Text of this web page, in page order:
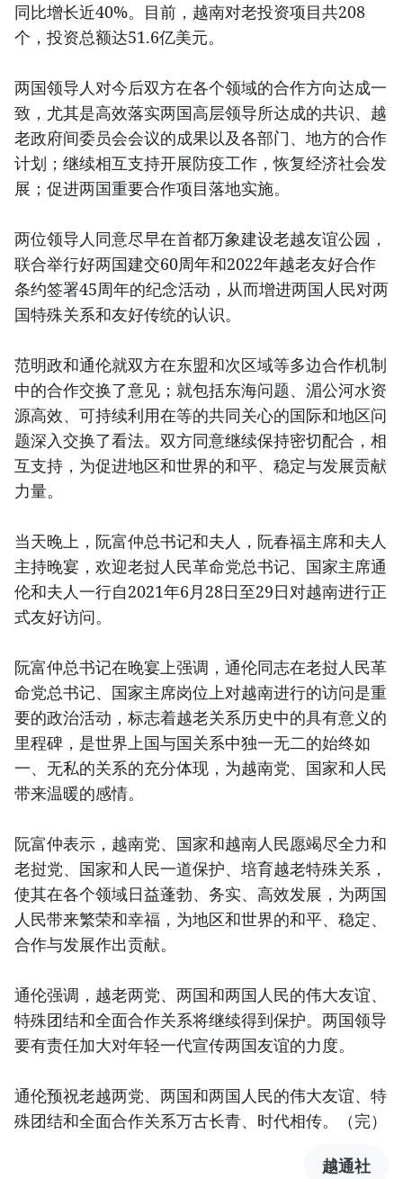
同比增长近40%。目前，越南对老投资项目共208
个，投资总额达51.6亿美元。
两国领导人对今后双方在各个领域的合作方向达成一
致，尤其是高效落实两国高层领导所达成的共识、越
老政府间委员会会议的成果以及各部门、地方的合作
计划；继续相互支持开展防疫工作，恢复经济社会发
展；促进两国重要合作项目落地实施。
两位领导人同意尽早在首都万象建设老越友谊公园，
联合举行好两国建交60周年和2022年越老友好合作
条约签署45周年的纪念活动，从而增进两国人民对两
国特殊关系和友好传统的认识。
范明政和通伦就双方在东盟和次区域等多边合作机制
中的合作交换了意见；就包括东海问题、湄公河水资
源高效、可持续利用在等的共同关心的国际和地区问
题深入交换了看法。双方同意继续保持密切配合，相
互支持，为促进地区和世界的和平、稳定与发展贡献
力量。
当天晚上，阮富仲总书记和夫人，阮春福主席和夫人
主持晚宴，欢迎老挝人民革命党总书记、国家主席通
伦和夫人一行自2021年6月28日至29日对越南进行正
式友好访问。
阮富仲总书记在晚宴上强调，通伦同志在老挝人民革
命党总书记、国家主席岗位上对越南进行的访问是重
要的政治活动，标志着越老关系历史中的具有意义的
里程碑，是世界上国与国关系中独一无二的始终如
一、无私的关系的充分体现，为越南党、国家和人民
带来温暖的感情。
阮富仲表示，越南党、国家和越南人民愿竭尽全力和
老挝党、国家和人民一道保护、培育越老特殊关系，
使其在各个领域日益蓬勃、务实、高效发展，为两国
人民带来繁荣和幸福，为地区和世界的和平、稳定、
合作与发展作出贡献。
通伦强调，越老两党、两国和两国人民的伟大友谊、
特殊团结和全面合作关系将继续得到保护。两国领导
要有责任加大对年轻一代宣传两国友谊的力度。
通伦预祝老越两党、两国和两国人民的伟大友谊、特
殊团结和全面合作关系万古长青、时代相传。（完）
越通社